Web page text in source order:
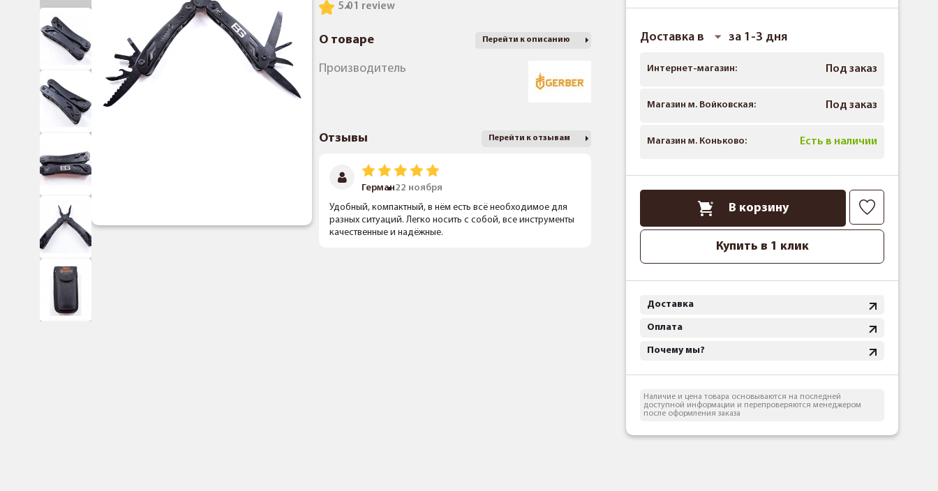
1 review
5.0
О товаре Перейти к описанию
Производитель
Отзывы Перейти к отзывам
Герман22 ноября
Удобный, компактный, в нём есть всё необходимое для
разных ситуаций. Легко носить с собой, все инструменты
качественные и надёжные.
Доставка в за 1-3 дня
Интернет-магазин: Под заказ
Магазин м. Войковская: Под заказ
Магазин м. Коньково: Есть в наличии
В корзину
Купить в 1 клик
Доставка
Оплата
Почему мы?
Наличие и цена товара основываются на последней
доступной информации и перепроверяются менеджером
после оформления заказа